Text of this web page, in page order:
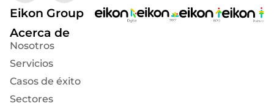
Eikon Group
Acerca de
Nosotros
Servicios
Casos de éxito
Sectores